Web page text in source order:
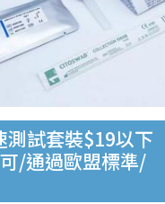
測試套裝$19以下
/通過歐盟標準/